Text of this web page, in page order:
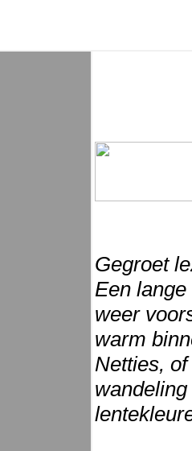
Gegroet
Een
weer
warm
Netties,